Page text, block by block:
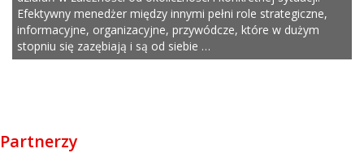
Efektywny menedżer między innymi pełni role strategiczne,
informacyjne, organizacyjne, przywódcze, które w dużym
stopniu się zazębiają i są od siebie …
Partnerzy